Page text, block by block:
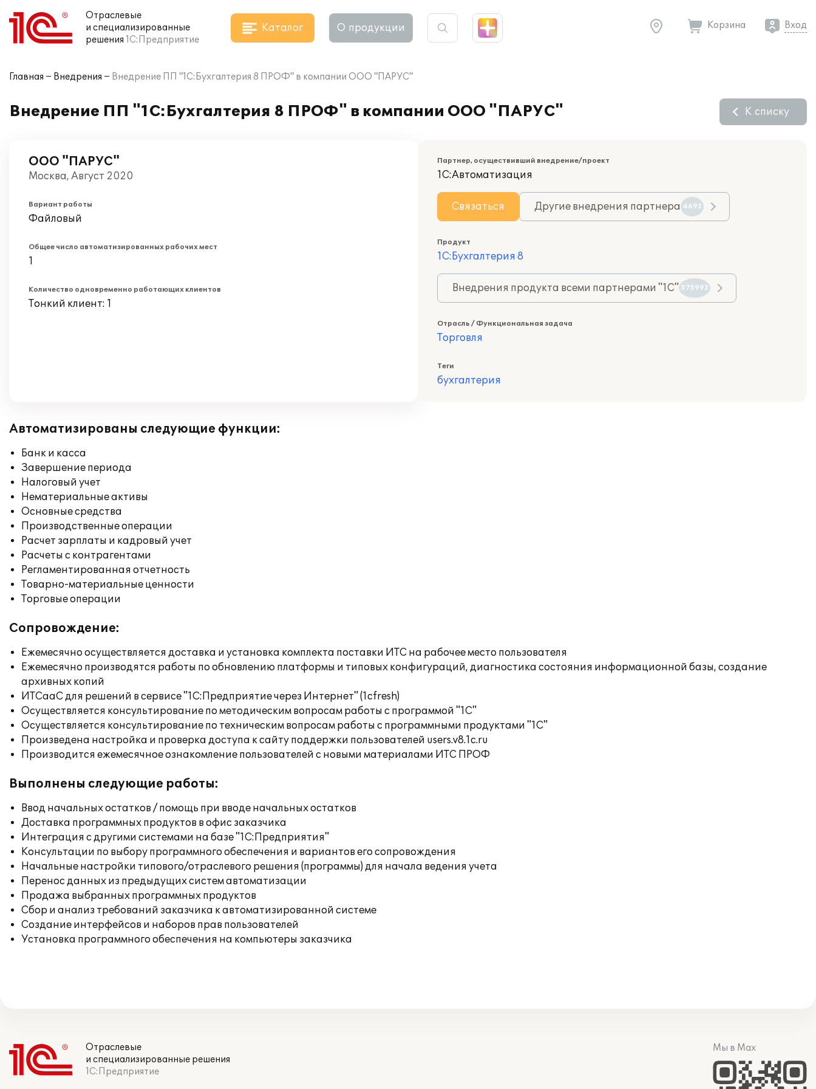
Отраслевые
и специализированные
решения 1С:Предприятие
Каталог О продукции Корзина Вход
Главная Внедрения Внедрение ПП "1C:Бухгалтерия 8 ПРОФ" в компании ООО "ПАРУС"
Внедрение ПП "1C:Бухгалтерия 8 ПРОФ" в компании ООО "ПАРУС" К списку
ООО "ПАРУС"
Москва, Август 2020
Вариант работы
Файловый
Общее число автоматизированных рабочих мест
1
Количество одновременно работающих клиентов
Тонкий клиент: 1
Партнер, осуществивший внедрение/проект
1С:Автоматизация
Связаться Другие внедрения партнера 4693
Продукт
1С:Бухгалтерия 8
Внедрения продукта всеми партнерами "1С" 575993
Отрасль / Функциональная задача
Торговля
Теги
бухгалтерия
Автоматизированы следующие функции:
Банк и касса
Завершение периода
Налоговый учет
Нематериальные активы
Основные средства
Производственные операции
Расчет зарплаты и кадровый учет
Расчеты с контрагентами
Регламентированная отчетность
Товарно-материальные ценности
Торговые операции
Сопровождение:
Ежемесячно осуществляется доставка и установка комплекта поставки ИТС на рабочее место пользователя
Ежемесячно производятся работы по обновлению платформы и типовых конфигураций, диагностика состояния информационной базы, создание
архивных копий
ИТСааС для решений в сервисе "1С:Предприятие через Интернет" (1cfresh)
Осуществляется консультирование по методическим вопросам работы с программой "1С"
Осуществляется консультирование по техническим вопросам работы с программными продуктами "1С"
Произведена настройка и проверка доступа к сайту поддержки пользователей users.v8.1c.ru
Производится ежемесячное ознакомление пользователей с новыми материалами ИТС ПРОФ
Выполнены следующие работы:
Ввод начальных остатков / помощь при вводе начальных остатков
Доставка программных продуктов в офис заказчика
Интеграция с другими системами на базе "1С:Предприятия"
Консультации по выбору программного обеспечения и вариантов его сопровождения
Начальные настройки типового/отраслевого решения (программы) для начала ведения учета
Перенос данных из предыдущих систем автоматизации
Продажа выбранных программных продуктов
Сбор и анализ требований заказчика к автоматизированной системе
Создание интерфейсов и наборов прав пользователей
Установка программного обеспечения на компьютеры заказчика
Отраслевые
и специализированные решения
1С:Предприятие
Мы в Max